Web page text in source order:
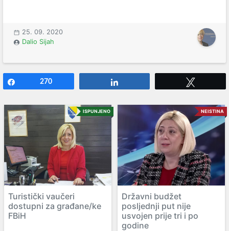
25. 09. 2020
Dalio Sijah
270
ISPUNJENO
Turistički vaučeri
dostupni za građane/ke
FBiH
NEISTINA
Državni budžet
posljednji put nije
usvojen prije tri i po
godine